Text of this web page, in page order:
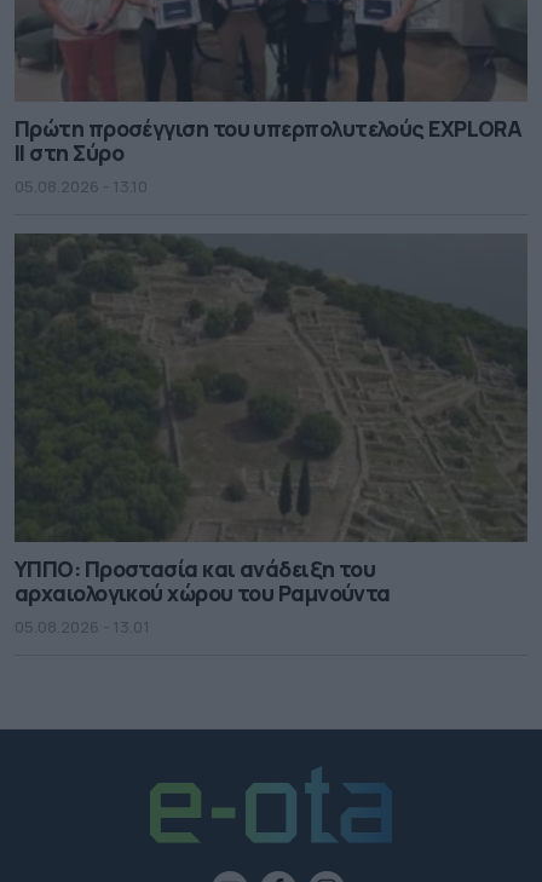
Πρώτη προσέγγιση του υπερπολυτελούς EXPLORA
II στη Σύρο
05.08.2026 - 13.10
ΥΠΠΟ: Προστασία και ανάδειξη του
αρχαιολογικού χώρου του Ραμνούντα
05.08.2026 - 13.01